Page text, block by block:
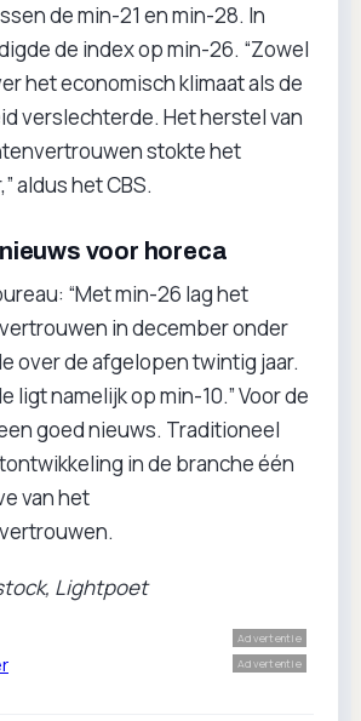
de min-21 en min-28. In
de index op min-26. “Zowel
het economisch klimaat als de
verslechterde. Het herstel van
stokte het
aldus het CBS.
voor horeca
“Met min-26 lag het
in december onder
over de afgelopen twintig jaar.
ligt namelijk op min-10.” Voor de
goed nieuws. Traditioneel
in de branche één
van het
Lightpoet
Advertentie
Advertentie